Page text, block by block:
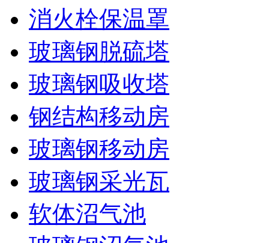
消火栓保温罩
玻璃钢脱硫塔
玻璃钢吸收塔
钢结构移动房
玻璃钢移动房
玻璃钢采光瓦
软体沼气池